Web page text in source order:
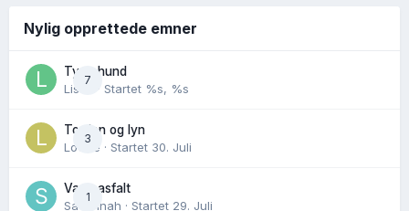
Nylig opprettede emner
7
Tynn hund
Lisen
· Startet %s, %s
3
Torden og lyn
Lovise · Startet 30. Juli
1
Varm asfalt
Savannah · Startet 29. Juli